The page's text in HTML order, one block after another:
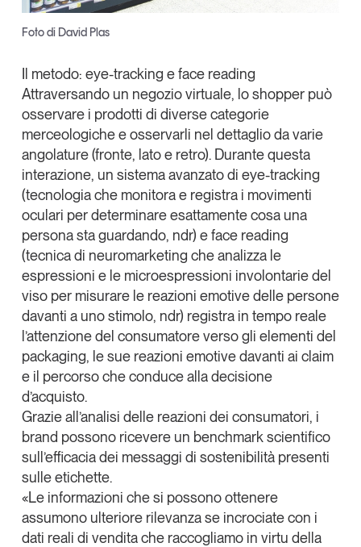
modo indipendente il cambiamento e le sfide del largo
consumo e dell’economia a professionisti e
consumatori
GS1 Italy GS1 Italy GS1 Italy
Tendenze
GS1 Italy
Foto di David Plas
Il metodo: eye-tracking e face reading
Attraversando un negozio virtuale, lo shopper può
osservare i prodotti di diverse categorie
merceologiche e osservarli nel dettaglio da varie
angolature (fronte, lato e retro). Durante questa
interazione, un sistema avanzato di eye-tracking
(tecnologia che monitora e registra i movimenti
oculari per determinare esattamente cosa una
persona sta guardando, ndr) e face reading
(tecnica di neuromarketing che analizza le
espressioni e le microespressioni involontarie del
viso per misurare le reazioni emotive delle persone
davanti a uno stimolo, ndr) registra in tempo reale
l’attenzione del consumatore verso gli elementi del
packaging, le sue reazioni emotive davanti ai claim
e il percorso che conduce alla decisione
d’acquisto.
Grazie all’analisi delle reazioni dei consumatori, i
brand possono ricevere un benchmark scientifico
sull’efficacia dei messaggi di sostenibilità presenti
sulle etichette.
«Le informazioni che si possono ottenere
assumono ulteriore rilevanza se incrociate con i
dati reali di vendita che raccogliamo in virtu della